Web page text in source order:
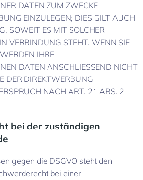
DATEN ZUM ZWECKE
EINZULEGEN; DIES GILT AUCH
SOWEIT ES MIT SOLCHER
VERBINDUNG STEHT. WENN SIE
IHRE
DATEN ANSCHLIESSEND NICHT
DER DIREKTWERBUNG
NACH ART. 21 ABS. 2
bei der zuständigen
gegen die DSGVO steht den
bei einer